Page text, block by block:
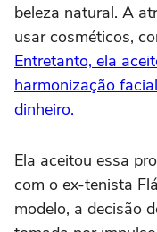
beleza natural. A
usar cosméticos,
Entretanto, ela
harmonização
dinheiro.
Ela aceitou essa
com o ex-tenista
modelo, a decisão